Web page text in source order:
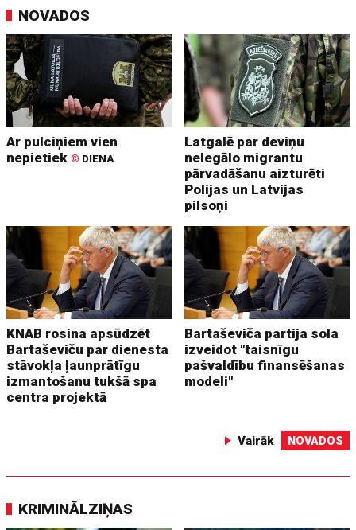
NOVADOS
Ar pulciņiem vien
nepietiek © DIENA
Latgalē par deviņu
nelegālo migrantu
pārvadāšanu aizturēti
Polijas un Latvijas
pilsoņi
KNAB rosina apsūdzēt
Bartaševiču par dienesta
stāvokļa ļaunprātīgu
izmantošanu tukšā spa
centra projektā
Bartaševiča partija sola
izveidot "taisnīgu
pašvaldību finansēšanas
modeli"
Vairāk NOVADOS
KRIMINĀLZIŅAS